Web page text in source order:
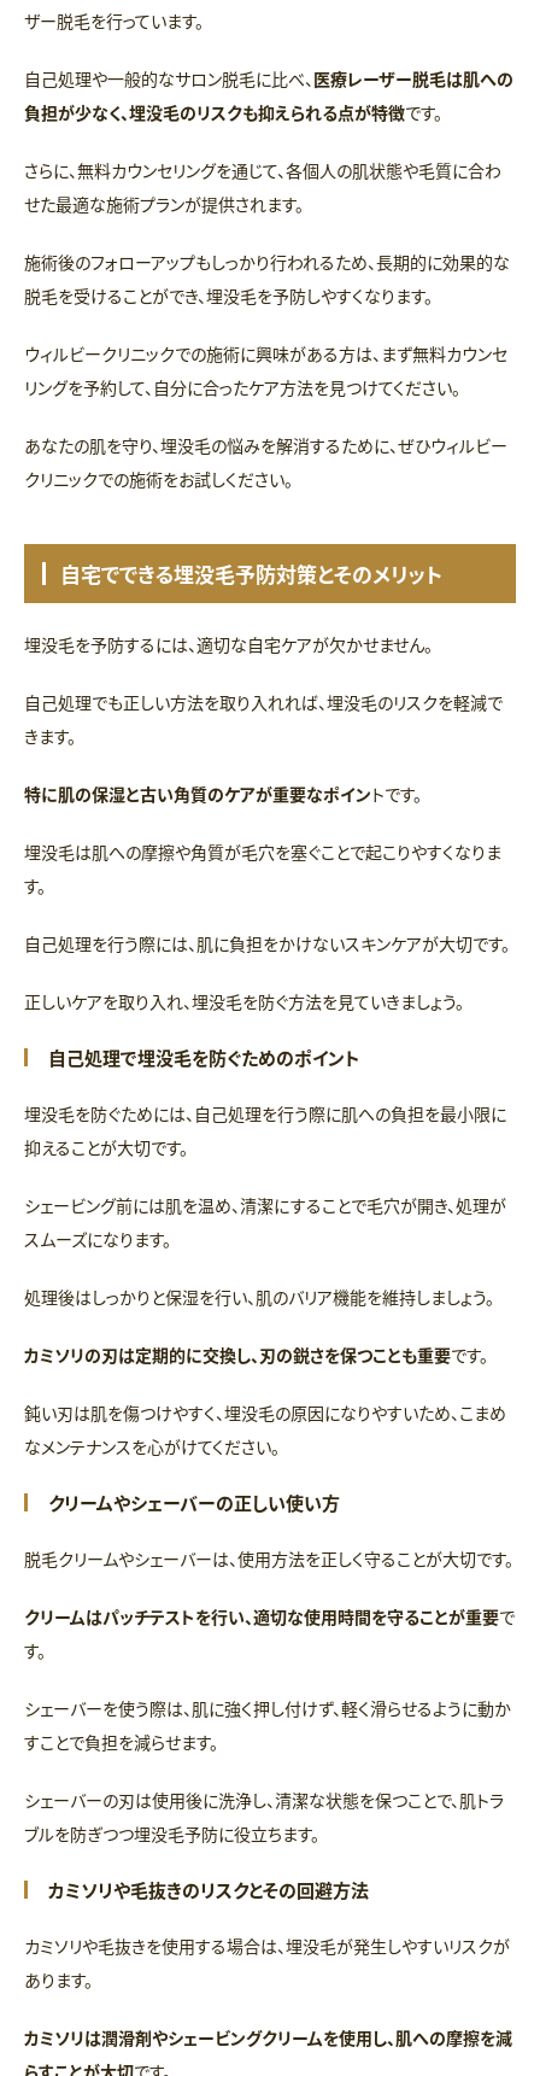
ザー脱毛を行っています。
自己処理や一般的なサロン脱毛に比べ、 医療レーザー脱毛は肌への
負担が少なく、埋没毛のリスクも抑えられる点が特徴です。
さらに、無料カウンセリングを通じて、各個人の肌状態や毛質に合わ
せた最適な施術プランが提供されます。
施術後のフォローアップもしっかり行われるため、長期的に効果的な
脱毛を受けることができ、埋没毛を予防しやすくなります。
ウィルビークリニックでの施術に興味がある方は、まず無料カウンセ
リングを予約して、自分に合ったケア方法を見つけてください。
あなたの肌を守り、埋没毛の悩みを解消するために、ぜひウィルビー
クリニックでの施術をお試しください。
自宅でできる埋没毛予防対策とそのメリット
埋没毛を予防するには、適切な自宅ケアが欠かせません。
自己処理でも正しい方法を取り入れれば、埋没毛のリスクを軽減で
きます。
特に肌の保湿と古い角質のケアが重要なポイントです。
埋没毛は肌への摩擦や角質が毛穴を塞ぐことで起こりやすくなりま
す。
自己処理を行う際には、肌に負担をかけないスキンケアが大切です。
正しいケアを取り入れ、埋没毛を防ぐ方法を見ていきましょう。
自己処理で埋没毛を防ぐためのポイント
埋没毛を防ぐためには、自己処理を行う際に肌への負担を最小限に
抑えることが大切です。
シェービング前には肌を温め、清潔にすることで毛穴が開き、処理が
スムーズになります。
処理後はしっかりと保湿を行い、肌のバリア機能を維持しましょう。
カミソリの刃は定期的に交換し、刃の鋭さを保つことも重要です。
鈍い刃は肌を傷つけやすく、埋没毛の原因になりやすいため、こまめ
なメンテナンスを心がけてください。
クリームやシェーバーの正しい使い方
脱毛クリームやシェーバーは、使用方法を正しく守ることが大切です。
クリームはパッチテストを行い、適切な使用時間を守ることが重要で
す。
シェーバーを使う際は、肌に強く押し付けず、軽く滑らせるように動か
すことで負担を減らせます。
シェーバーの刃は使用後に洗浄し、清潔な状態を保つことで、肌トラ
ブルを防ぎつつ埋没毛予防に役立ちます。
カミソリや毛抜きのリスクとその回避方法
カミソリや毛抜きを使用する場合は、埋没毛が発生しやすいリスクが
あります。
カミソリは潤滑剤やシェービングクリームを使用し、肌への摩擦を減
らすことが大切です。